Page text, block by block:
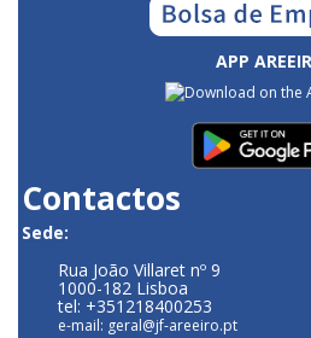
APP
Contactos
Sede:
Rua João Villaret nº 9
1000-182 Lisboa
tel: +351218400253
e-mail: geral@jf-areeiro.pt